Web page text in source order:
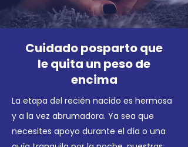
Cuidado posparto que
le quita un peso de
encima
La etapa del recién nacido es hermosa
y a la vez abrumadora. Ya sea que
necesites apoyo durante el día o una